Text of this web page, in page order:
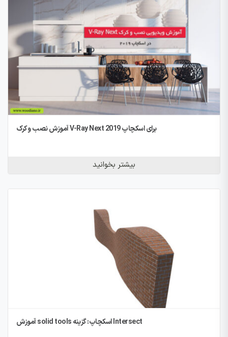
آموزش نصب و کرک V-Ray Next برای اسکچاپ 2019
بیشتر بخوانید
آموزش solid tools اسکچاپ: گزینه Intersect